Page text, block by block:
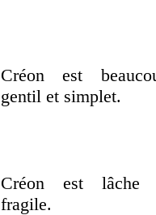
Créon est
gentil et simplet.
Créon est lâche
fragile.